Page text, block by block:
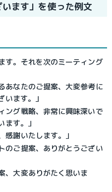
います」を使った例文
す。それを次のミーティング
あなたのご提案、大変参考に
ます。」
ング戦略、非常に興味深いで
す。」
感謝いたします。」
のご提案、ありがとうござい
、大変ありがたく思いま